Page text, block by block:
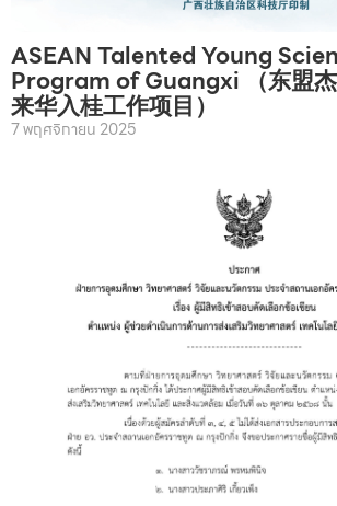
ASEAN Talented Young
Program of Guangxi （东盟
来华入桂工作项目）
7 พฤศจิกายน 2025